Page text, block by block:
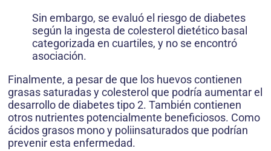
Sin embargo, se evaluó el riesgo de diabetes
según la ingesta de colesterol dietético basal
categorizada en cuartiles, y no se encontró
asociación.
Finalmente, a pesar de que los huevos contienen
grasas saturadas y colesterol que podría aumentar el
desarrollo de diabetes tipo 2. También contienen
otros nutrientes potencialmente beneficiosos. Como
ácidos grasos mono y poliinsaturados que podrían
prevenir esta enfermedad.